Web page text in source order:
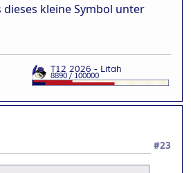
kleine Symbol unter
#23